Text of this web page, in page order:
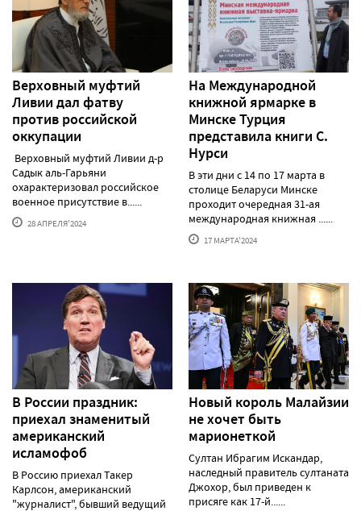
Верховный муфтий
Ливии дал фатву
против российской
оккупации
Верховный муфтий Ливии д-р
Садык аль-Гарьяни
охарактеризовал российское
военное присутствие в......
28 АПРЕЛЯ'2024
На Международной
книжной ярмарке в
Минске Турция
представила книги С.
Нурси
В эти дни с 14 по 17 марта в
столице Беларуси Минске
проходит очередная 31-ая
международная книжная ......
17 МАРТА'2024
В России праздник:
приехал знаменитый
американский
исламофоб
В Россию приехал Такер
Карлсон, американский
"журналист", бывший ведущий
Новый король Малайзии
не хочет быть
марионеткой
Султан Ибрагим Искандар,
наследный правитель султаната
Джохор, был приведен к
присяге как 17-й......